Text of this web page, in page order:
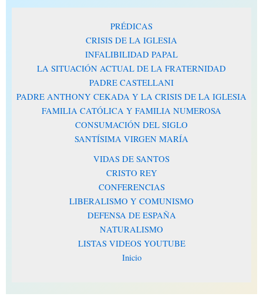
PRÉDICAS
CRISIS DE LA IGLESIA
INFALIBILIDAD PAPAL
LA SITUACIÓN ACTUAL DE LA FRATERNIDAD
PADRE CASTELLANI
PADRE ANTHONY CEKADA Y LA CRISIS DE LA IGLESIA
FAMILIA CATÓLICA Y FAMILIA NUMEROSA
CONSUMACIÓN DEL SIGLO
SANTÍSIMA VIRGEN MARÍA
VIDAS DE SANTOS
CRISTO REY
CONFERENCIAS
LIBERALISMO Y COMUNISMO
DEFENSA DE ESPAÑA
NATURALISMO
LISTAS VIDEOS YOUTUBE
Inicio